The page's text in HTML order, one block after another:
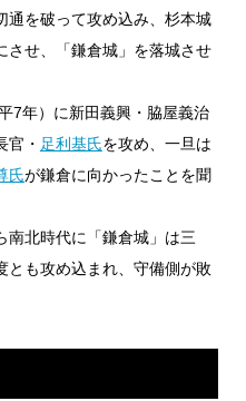
通を破って攻め込み、杉本城
させ、「鎌倉城」を落城させ
7年）に新田義興・脇屋義治
官・ 足利基氏を攻め、一旦は
氏が鎌倉に向かったことを聞
南北時代に「鎌倉城」は三
とも攻め込まれ、守備側が敗